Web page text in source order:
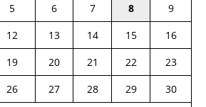
5 6 7 8
9
12 13 14 15
16
19 20 21 22
23
26 27 28 29
30